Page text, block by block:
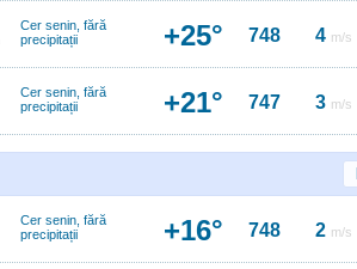
Cer senin, fără
precipitații
+25° 748 4 m/s
Cer senin, fără
precipitații
+21° 747 3 m/s
Cer senin, fără
precipitații
+16° 748 2 m/s